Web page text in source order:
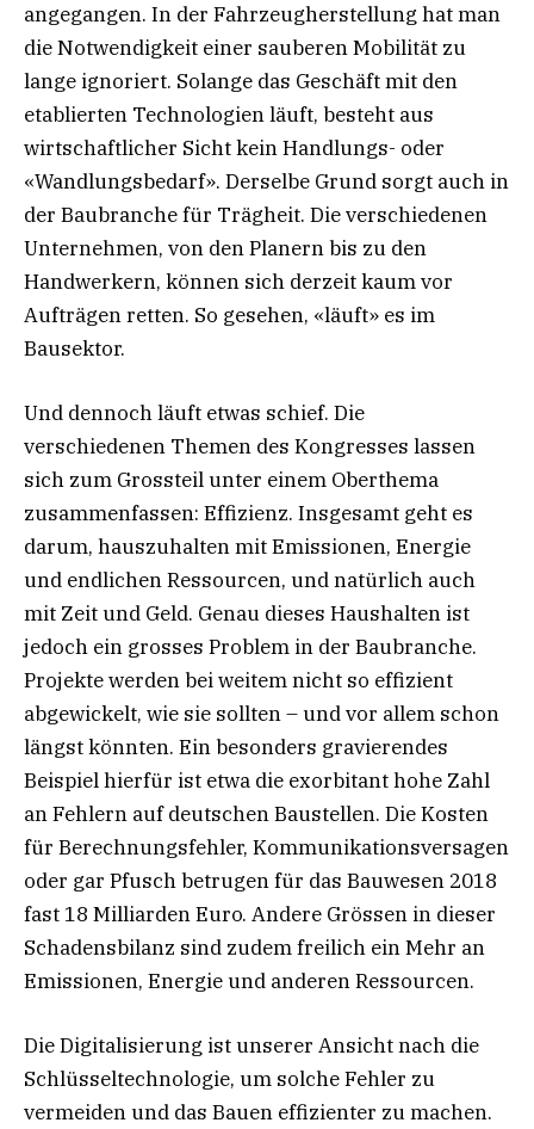
angegangen. In der Fahrzeugherstellung hat man
die Notwendigkeit einer sauberen Mobilität zu
lange ignoriert. Solange das Geschäft mit den
etablierten Technologien läuft, besteht aus
wirtschaftlicher Sicht kein Handlungs- oder
«Wandlungsbedarf». Derselbe Grund sorgt auch in
der Baubranche für Trägheit. Die verschiedenen
Unternehmen, von den Planern bis zu den
Handwerkern, können sich derzeit kaum vor
Aufträgen retten. So gesehen, «läuft» es im
Bausektor.
Und dennoch läuft etwas schief. Die
verschiedenen Themen des Kongresses lassen
sich zum Grossteil unter einem Oberthema
zusammenfassen: Effizienz. Insgesamt geht es
darum, hauszuhalten mit Emissionen, Energie
und endlichen Ressourcen, und natürlich auch
mit Zeit und Geld. Genau dieses Haushalten ist
jedoch ein grosses Problem in der Baubranche.
Projekte werden bei weitem nicht so effizient
abgewickelt, wie sie sollten – und vor allem schon
längst könnten. Ein besonders gravierendes
Beispiel hierfür ist etwa die exorbitant hohe Zahl
an Fehlern auf deutschen Baustellen. Die Kosten
für Berechnungsfehler, Kommunikationsversagen
oder gar Pfusch betrugen für das Bauwesen 2018
fast 18 Milliarden Euro. Andere Grössen in dieser
Schadensbilanz sind zudem freilich ein Mehr an
Emissionen, Energie und anderen Ressourcen.
Die Digitalisierung ist unserer Ansicht nach die
Schlüsseltechnologie, um solche Fehler zu
vermeiden und das Bauen effizienter zu machen.